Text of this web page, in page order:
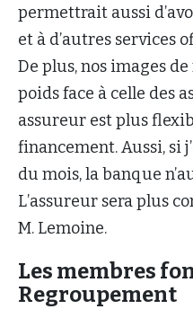
permettrait aussi
et à d’autres services
De plus, nos images
poids face à celle des
assureur est plus
financement. Aussi, si
du mois, la banque
L’assureur sera plus
M. Lemoine.
Les membres
Regroupement